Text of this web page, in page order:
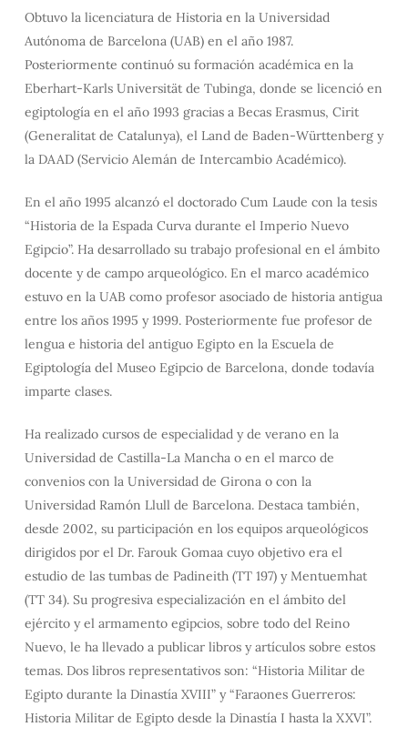
Obtuvo la licenciatura de Historia en la Universidad
Autónoma de Barcelona (UAB) en el año 1987.
Posteriormente continuó su formación académica en la
Eberhart-Karls Universität de Tubinga, donde se licenció en
egiptología en el año 1993 gracias a Becas Erasmus, Cirit
(Generalitat de Catalunya), el Land de Baden-Württenberg y
la DAAD (Servicio Alemán de Intercambio Académico).
En el año 1995 alcanzó el doctorado Cum Laude con la tesis
“Historia de la Espada Curva durante el Imperio Nuevo
Egipcio”. Ha desarrollado su trabajo profesional en el ámbito
docente y de campo arqueológico. En el marco académico
estuvo en la UAB como profesor asociado de historia antigua
entre los años 1995 y 1999. Posteriormente fue profesor de
lengua e historia del antiguo Egipto en la Escuela de
Egiptología del Museo Egipcio de Barcelona, donde todavía
imparte clases.
Ha realizado cursos de especialidad y de verano en la
Universidad de Castilla-La Mancha o en el marco de
convenios con la Universidad de Girona o con la
Universidad Ramón Llull de Barcelona. Destaca también,
desde 2002, su participación en los equipos arqueológicos
dirigidos por el Dr. Farouk Gomaa cuyo objetivo era el
estudio de las tumbas de Padineith (TT 197) y Mentuemhat
(TT 34). Su progresiva especialización en el ámbito del
ejército y el armamento egipcios, sobre todo del Reino
Nuevo, le ha llevado a publicar libros y artículos sobre estos
temas. Dos libros representativos son: “Historia Militar de
Egipto durante la Dinastía XVIII” y “Faraones Guerreros:
Historia Militar de Egipto desde la Dinastía I hasta la XXVI”.